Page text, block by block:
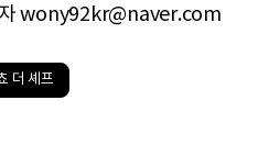
wony92kr@naver.com
더 셰프